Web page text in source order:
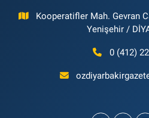
Kooperatifler Mah. Gevran
Yenişehir /
0 (412)